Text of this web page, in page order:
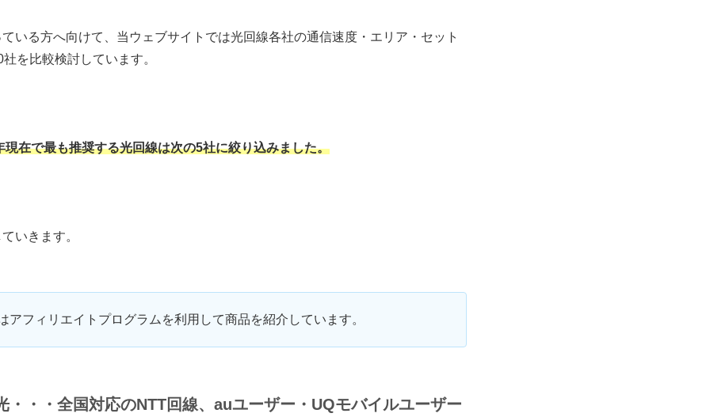
いる方へ向けて、当ウェブサイトでは光回線各社の通信速度・エリア・セット
を比較検討しています。
現在で最も推奨する光回線は次の5社に絞り込みました。
いきます。
アフィリエイトプログラムを利用して商品を紹介しています。
・・・全国対応のNTT回線、auユーザー・UQモバイルユーザー